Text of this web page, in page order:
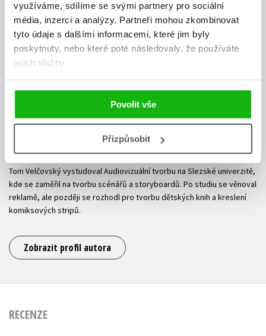
využíváme, sdílíme se svými partnery pro sociální
média, inzerci a analýzy. Partneři mohou zkombinovat
tyto údaje s dalšími informacemi, které jim byly
poskytnuty, nebo které poté následovaly, že používáte
jejich služby.
Povolit vše
Přizpůsobit
Tom Velčovský vystudoval Audiovizuální tvorbu na Slezské univerzitě,
kde se zaměřil na tvorbu scénářů a storyboardů. Po studiu se věnoval
reklamě, ale později se rozhodl pro tvorbu dětských knih a kreslení
komiksových stripů.
Zobrazit profil autora
RECENZE